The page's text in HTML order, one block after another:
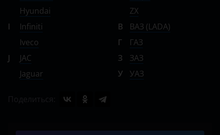
Hyundai
I
Infiniti
Iveco
J
JAC
Jaguar
ZX
В
ВАЗ (LADA)
Г
ГАЗ
З
ЗАЗ
У
УАЗ